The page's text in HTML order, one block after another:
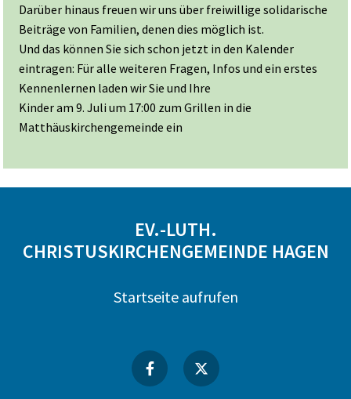
Darüber hinaus freuen wir uns über freiwillige solidarische
Beiträge von Familien, denen dies möglich ist.
Und das können Sie sich schon jetzt in den Kalender
eintragen: Für alle weiteren Fragen, Infos und ein erstes
Kennenlernen laden wir Sie und Ihre
Kinder am 9. Juli um 17:00 zum Grillen in die
Matthäuskirchengemeinde ein
EV.-LUTH.
CHRISTUSKIRCHENGEMEINDE HAGEN
Startseite aufrufen